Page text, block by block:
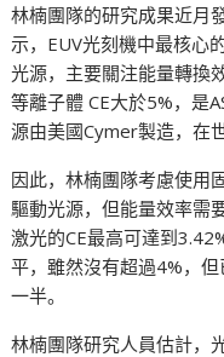
林楠團隊的研究成果近月
示，EUV光刻機中最核心
光源，主要關注能量轉換
等離子體 CE大於5%，是
源由美國Cymer製造，在
因此，林楠團隊考慮使用
驅動光源，但能量效率需
激光的CE最高可達到
平，雖然沒有超過4%，
一半。
林楠團隊研究人員估計，